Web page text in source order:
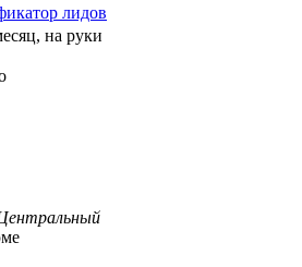
лидов
на руки